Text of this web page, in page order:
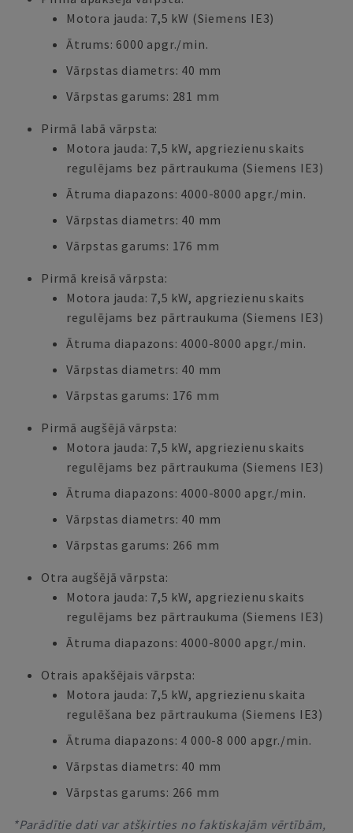
Motora jauda: 7,5 kW (Siemens IE3)
Ātrums: 6000 apgr./min.
Vārpstas diametrs: 40 mm
Vārpstas garums: 281 mm
Pirmā labā vārpsta:
Motora jauda: 7,5 kW, apgriezienu skaits
regulējams bez pārtraukuma (Siemens IE3)
Ātruma diapazons: 4000-8000 apgr./min.
Vārpstas diametrs: 40 mm
Vārpstas garums: 176 mm
Pirmā kreisā vārpsta:
Motora jauda: 7,5 kW, apgriezienu skaits
regulējams bez pārtraukuma (Siemens IE3)
Ātruma diapazons: 4000-8000 apgr./min.
Vārpstas diametrs: 40 mm
Vārpstas garums: 176 mm
Pirmā augšējā vārpsta:
Motora jauda: 7,5 kW, apgriezienu skaits
regulējams bez pārtraukuma (Siemens IE3)
Ātruma diapazons: 4000-8000 apgr./min.
Vārpstas diametrs: 40 mm
Vārpstas garums: 266 mm
Otra augšējā vārpsta:
Motora jauda: 7,5 kW, apgriezienu skaits
regulējams bez pārtraukuma (Siemens IE3)
Ātruma diapazons: 4000-8000 apgr./min.
Otrais apakšējais vārpsta:
Motora jauda: 7,5 kW, apgriezienu skaita
regulēšana bez pārtraukuma (Siemens IE3)
Ātruma diapazons: 4 000-8 000 apgr./min.
Vārpstas diametrs: 40 mm
Vārpstas garums: 266 mm
*Parādītie dati var atšķirties no faktiskajām vērtībām,